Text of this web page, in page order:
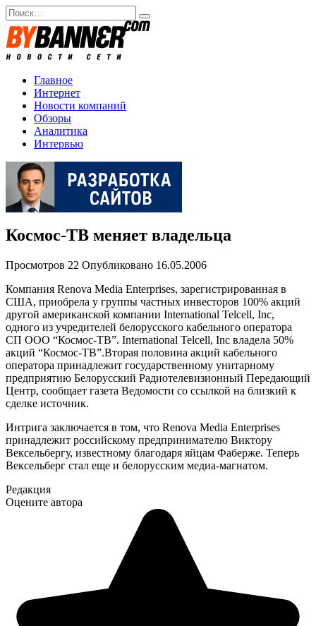
Перейти
к
содержанию
Search
for:
Главное
Интернет
Новости компаний
Обзоры
Аналитика
Интервью
Космос-ТВ меняет владельца
Просмотров 22 Опубликовано 16.05.2006
Компания Renova Media Enterprises, зарегистрированная в
США, приобрела у группы частных инвесторов 100% акций
другой американской компании International Telcell, Inc,
одного из учредителей белорусского кабельного оператора
СП ООО “Космос-ТВ”. International Telcell, Inc владела 50%
акций “Космос-ТВ”.Вторая половина акций кабельного
оператора принадлежит государственному унитарному
предприятию Белорусский Радиотелевизионный Передающий
Центр, сообщает газета Ведомости со ссылкой на близкий к
сделке источник.
Интрига заключается в том, что Renova Media Enterprises
принадлежит российскому предпринимателю Виктору
Вексельбергу, известному благодаря яйцам Фаберже. Теперь
Вексельберг стал еще и белорусским медиа-магнатом.
Редакция
Оцените автора